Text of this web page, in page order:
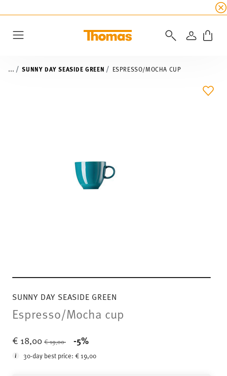
☀️ Up to 45% discount on all
LOGIN
... SUNNY DAY SEASIDE GREEN ESPRESSO/MOCHA CUP
SUNNY DAY SEASIDE GREEN
Espresso/Mocha cup
€ 18,00 Price reduced from
€ 19,00 -5%
30-day best price:€ 19,00
ADD